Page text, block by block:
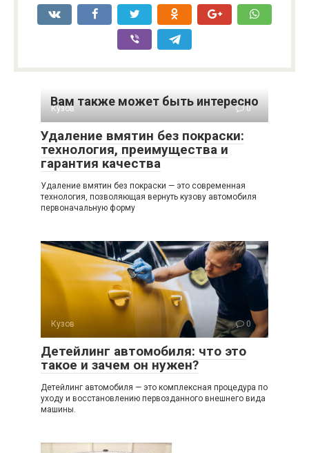
Вам также может быть интересно
Кузов 0
Удаление вмятин без покраски:
технология, преимущества и
гарантия качества
Удаление вмятин без покраски — это современная
технология, позволяющая вернуть кузову автомобиля
первоначальную форму
Кузов 0
Детейлинг автомобиля: что это
такое и зачем он нужен?
Детейлинг автомобиля — это комплексная процедура по
уходу и восстановлению первозданного внешнего вида
машины.